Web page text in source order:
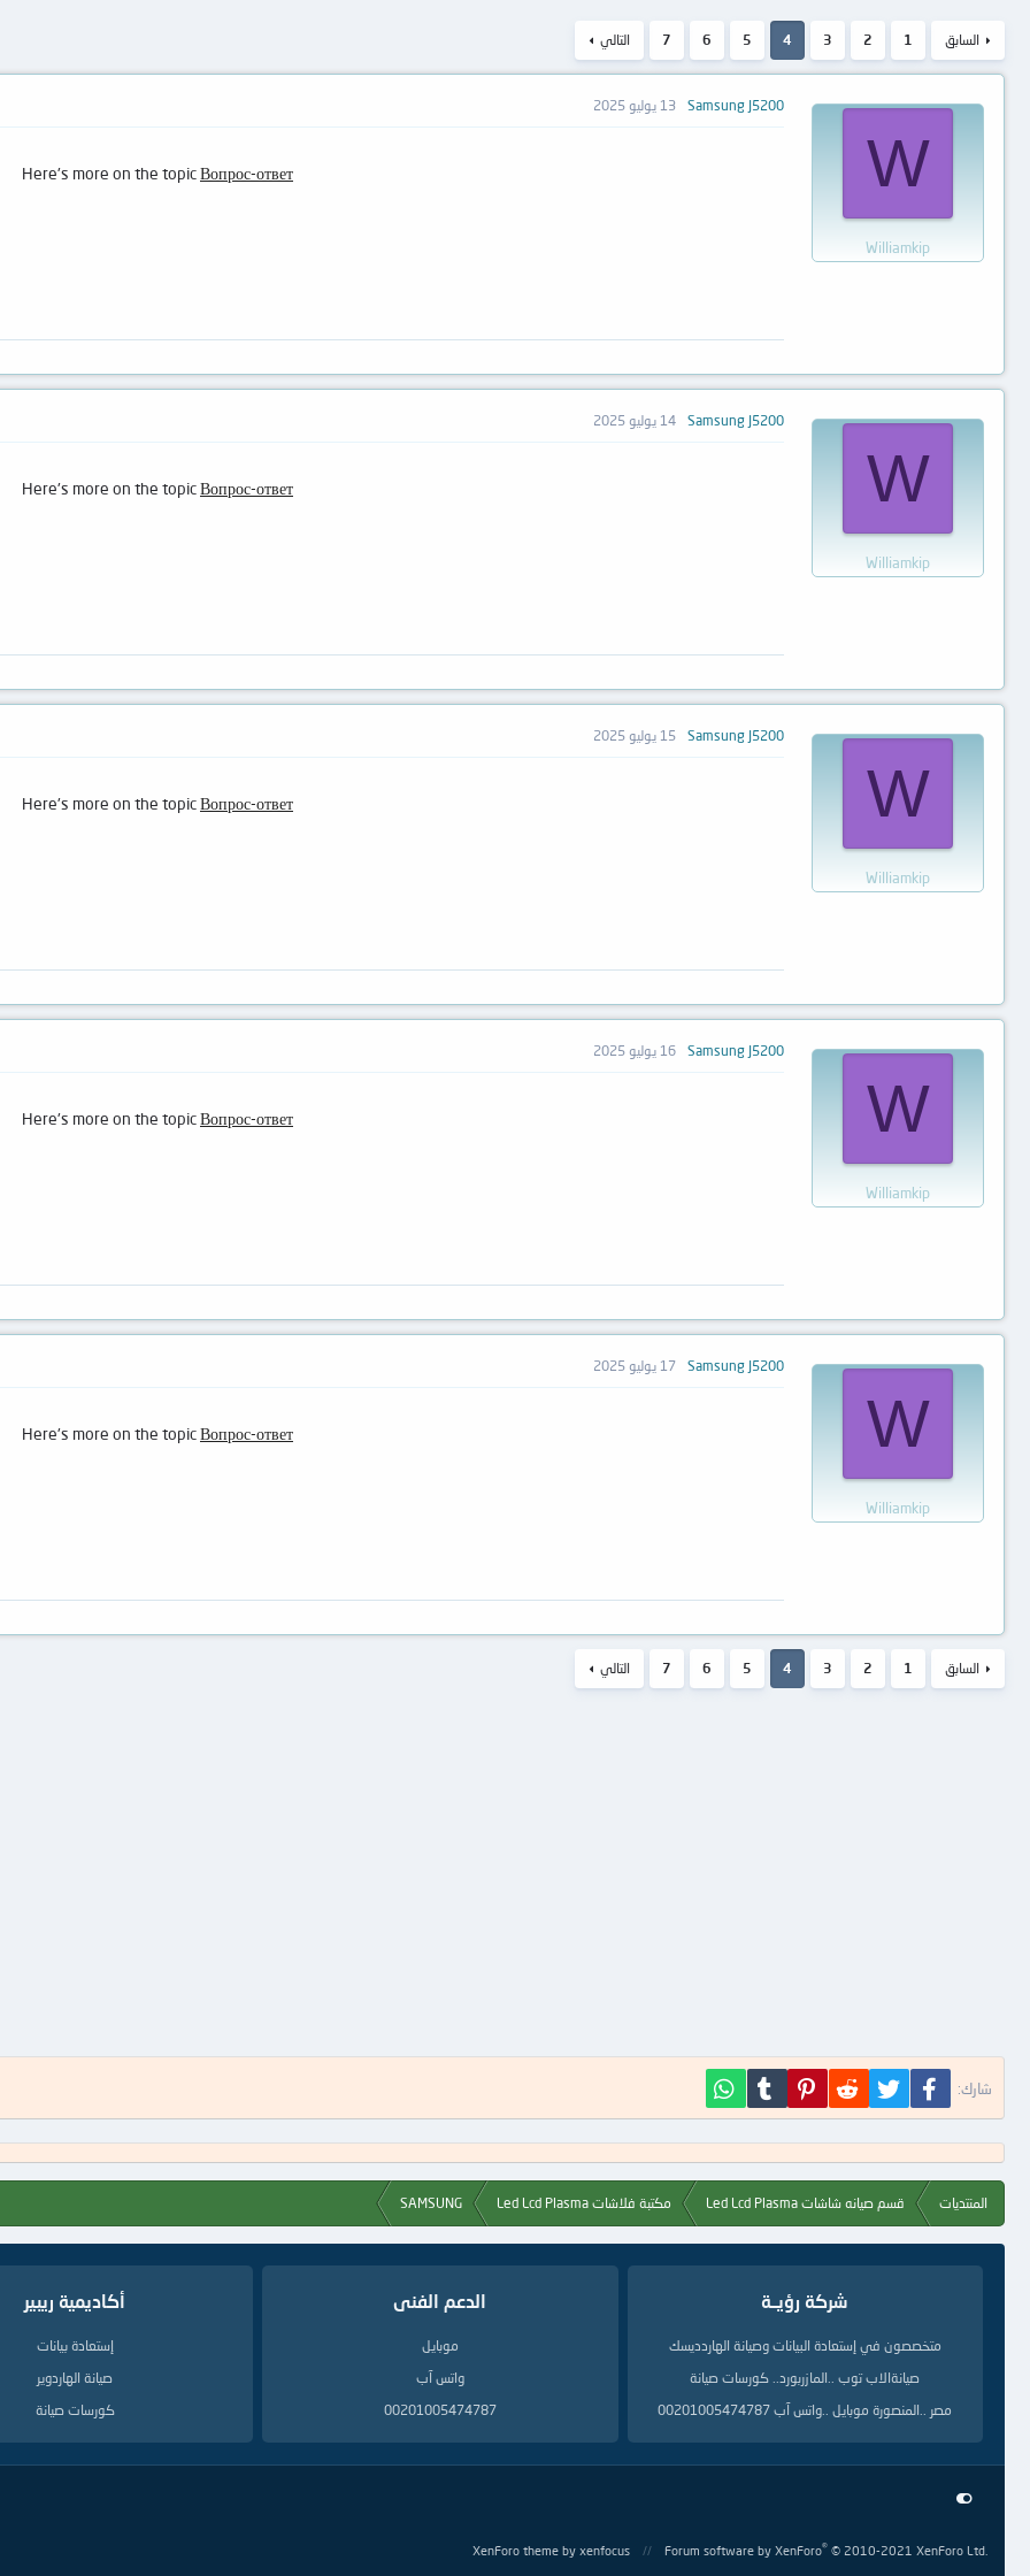
السابق 1
2
3
4
5
6
7 التالي
W
Williamkip
Samsung J5200 13 يوليو 2025
Here's more on the topicВопрос-ответ
W
Williamkip
Samsung J5200 14 يوليو 2025
Here's more on the topicВопрос-ответ
W
Williamkip
Samsung J5200 15 يوليو 2025
Here's more on the topicВопрос-ответ
W
Williamkip
Samsung J5200 16 يوليو 2025
Here's more on the topicВопрос-ответ
W
Williamkip
Samsung J5200 17 يوليو 2025
Here's more on the topicВопрос-ответ
السابق 1
2
3
4
5
6
7 التالي
شارك: فيسبوك تويتر Reddit
Pinterest
Tumblr
المنتديات قسم صيانه شاشات Led Lcd Plasma مكتبة فلاشات Led Lcd Plasma SAMSUNG
شركة رؤيــة
متخصصون في إستعادة البيانات وصيانة الهاردديسك
صيانةالاب توب ..المازربورد.. كورسات صيانة
مصر ..المنصورة موبايل ..واتس آب 00201005474787
الدعم الفنى
موبايل
واتس آب
00201005474787
أكاديمية ريبير
إستعادة بيانات
صيانة الهاردوير
كورسات صيانة
Forum software by XenForo® © 2010-2021 XenForo Ltd.
XenForo theme by xenfocus